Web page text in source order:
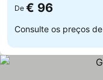
De € 96
Consulte os preços de